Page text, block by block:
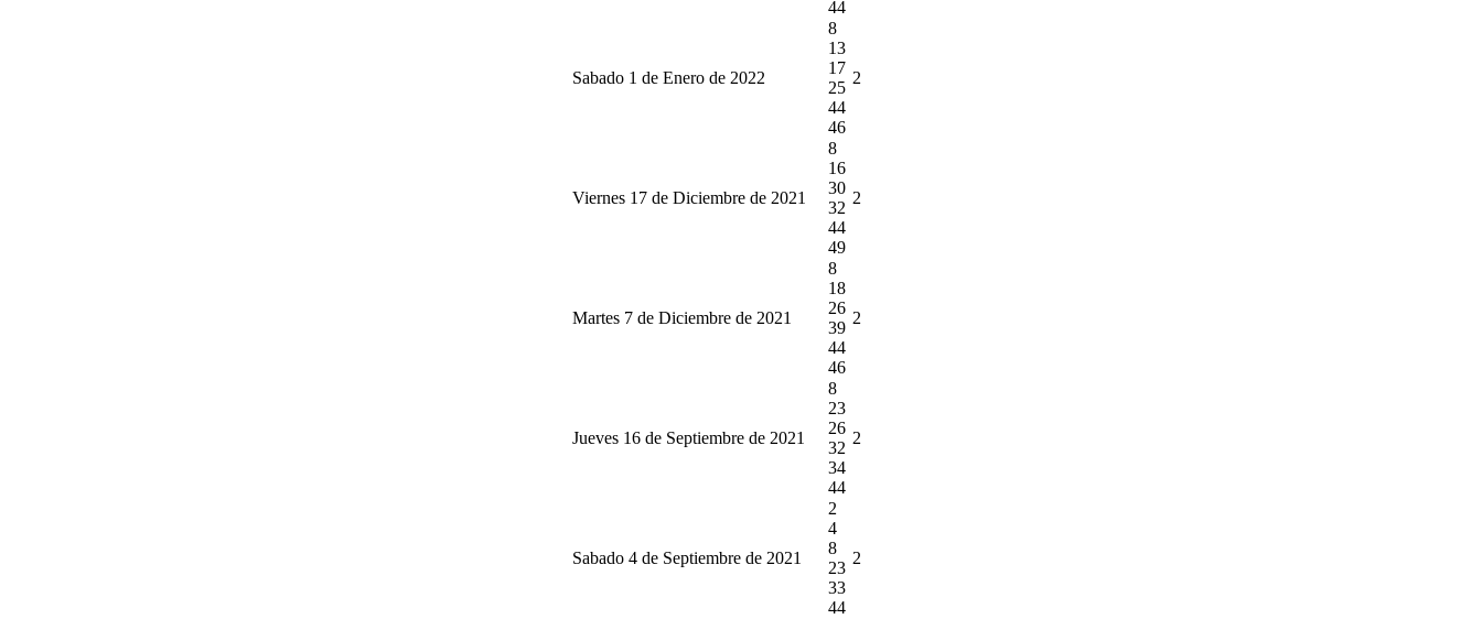
44
Sabado 1 de Enero de 2022
8
13
17
25
44
46
2
Viernes 17 de Diciembre de 2021
8
16
30
32
44
49
2
Martes 7 de Diciembre de 2021
8
18
26
39
44
46
2
Jueves 16 de Septiembre de 2021
8
23
26
32
34
44
2
Sabado 4 de Septiembre de 2021
2
4
8
23
33
44
2